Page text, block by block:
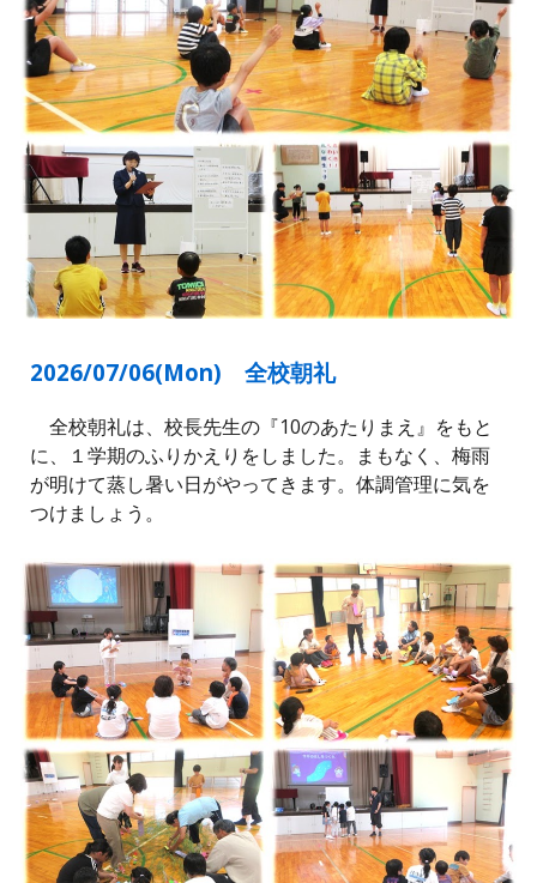
2026/07/06(Mon)全校朝礼
全校朝礼は、校長先生の『10のあたりまえ』をもと
に、
１学期のふりかえりをしました。まもなく、梅雨
が明けて蒸し暑い日がやってきます。体調管理に気を
つけましょう。